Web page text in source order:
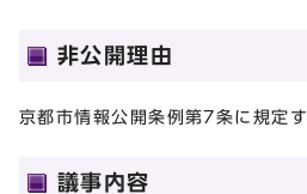
非公開理由
京都市情報公開条例第7条に規定
議事内容